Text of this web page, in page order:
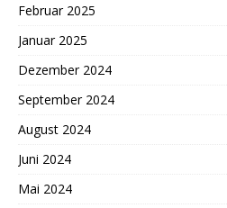
Februar 2025
Januar 2025
Dezember 2024
September 2024
August 2024
Juni 2024
Mai 2024